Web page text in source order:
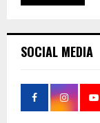
SOCIAL MEDIA